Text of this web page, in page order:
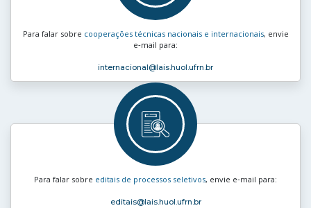
Para falar sobre cooperações técnicas nacionais e internacionais, envie
e‑mail para:
internacional@lais.huol.ufrn.br
Para falar sobre editais de processos seletivos, envie e‑mail para:
editais@lais.huol.ufrn.br